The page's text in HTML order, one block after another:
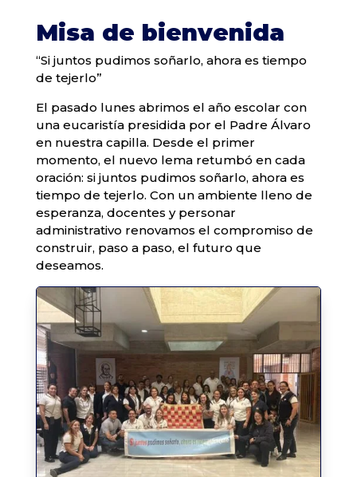
Misa de bienvenida
“Si juntos pudimos soñarlo, ahora es tiempo
de tejerlo”
El pasado lunes abrimos el año escolar con
una eucaristía presidida por el Padre Álvaro
en nuestra capilla. Desde el primer
momento, el nuevo lema retumbó en cada
oración: si juntos pudimos soñarlo, ahora es
tiempo de tejerlo. Con un ambiente lleno de
esperanza, docentes y personar
administrativo renovamos el compromiso de
construir, paso a paso, el futuro que
deseamos.